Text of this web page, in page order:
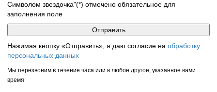
Символом звездочка"(*) отмечено обязательное для
заполнения поле
Нажимая кнопку «Отправить», я даю согласие на обработку
персональных данных
Мы перезвоним в течение часа или в любое другое, указанное вами
время